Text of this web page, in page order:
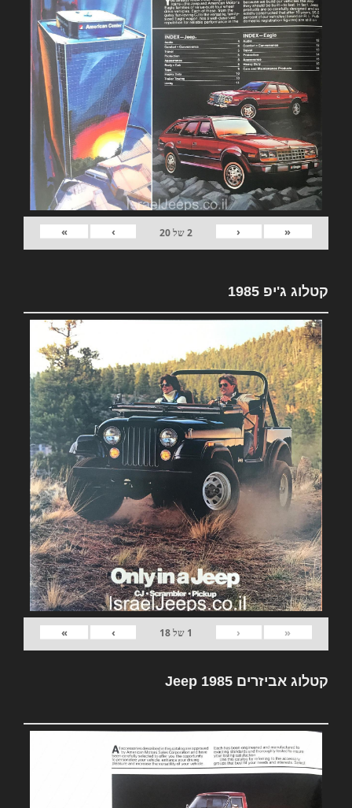
«
‹
2של20
›
»
קטלוג ג'יפ 1985
«
‹
1 של18
›
»
קטלוג אביזרים Jeep 1985